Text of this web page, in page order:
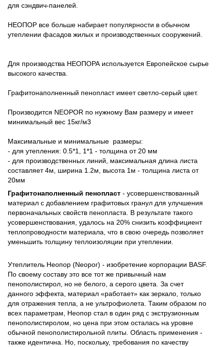
для сэндвич-панелей.
НЕОПОР все больше набирает популярности в обычном
утеплении фасадов жилых и производственных сооружений.
Для производства НЕОПОРА используется Европейское сырье
высокого качества.
Графитонаполненный пенопласт имеет светло-серый цвет.
Производится NEOPOR по нужному Вам размеру и имеет
минимальный вес 15кг/м3
Максимальные и минимальные размеры:
- для утепления: 0.5*1, 1*1 - толщина от 20 мм
- для производственных линий, максимальная длина листа
составляет 4м, ширина 1.2м, высота 1м - толщина листа от
20мм
Графитонаполненный пенопласт - усовершенствованный
материал с добавлением графитовых гранул для улучшения
первоначальных свойств пенопласта. В результате такого
усовершенствования, удалось на 20% снизить коэффициент
теплопроводности материала, что в свою очередь позволяет
уменьшить толщину теплоизоляции при утеплении.
Утеплитель Неопор (Neopor) - изобретение корпорации BASF.
По своему составу это все тот же привычный нам
пенополистирол, но не белого, а серого цвета. За счет
данного эффекта, материал «работает» как зеркало, только
для отражения тепла, а не ультрофиолета. Таким образом по
всех параметрам, Неопор стал в один ряд с экструзионным
пенополистиролом, но цена при этом осталась на уровне
обычной пенополистирольной плиты. Область применения -
также идентична. Но, поскольку, требования по качеству